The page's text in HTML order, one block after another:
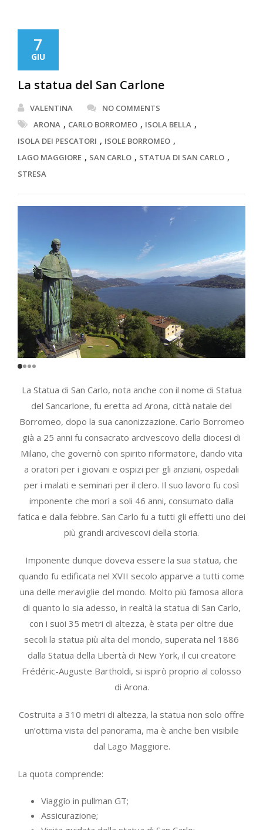
7
GIU
La statua del San Carlone
VALENTINA
NO COMMENTS
ARONA , CARLO BORROMEO , ISOLA BELLA ,
ISOLA DEI PESCATORI , ISOLE BORROMEO ,
LAGO MAGGIORE , SAN CARLO , STATUA DI SAN CARLO ,
STRESA
La Statua di San Carlo, nota anche con il nome di Statua
del Sancarlone, fu eretta ad Arona, città natale del
Borromeo, dopo la sua canonizzazione. Carlo Borromeo
già a 25 anni fu consacrato arcivescovo della diocesi di
Milano, che governò con spirito riformatore, dando vita
a oratori per i giovani e ospizi per gli anziani, ospedali
per i malati e seminari per il clero. Il suo lavoro fu così
imponente che morì a soli 46 anni, consumato dalla
fatica e dalla febbre. San Carlo fu a tutti gli effetti uno dei
più grandi arcivescovi della storia.
Imponente dunque doveva essere la sua statua, che
quando fu edificata nel XVII secolo apparve a tutti come
una delle meraviglie del mondo. Molto più famosa allora
di quanto lo sia adesso, in realtà la statua di San Carlo,
con i suoi 35 metri di altezza, è stata per oltre due
secoli la statua più alta del mondo, superata nel 1886
dalla Statua della Libertà di New York, il cui creatore
Frédéric-Auguste Bartholdi, si ispirò proprio al colosso
di Arona.
Costruita a 310 metri di altezza, la statua non solo offre
un’ottima vista del panorama, ma è anche ben visibile
dal Lago Maggiore.
La quota comprende:
Viaggio in pullman GT;
Assicurazione;